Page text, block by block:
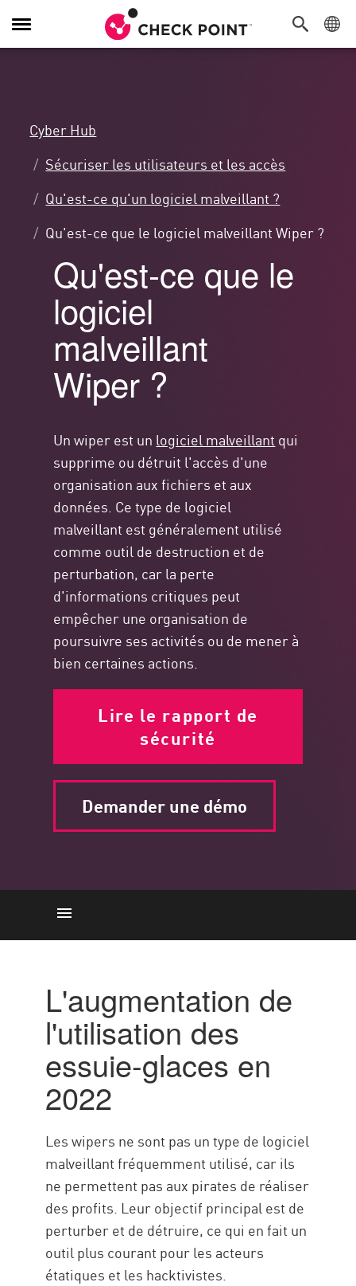
Navigation
dans
Cyber Hub
Sécuriser les utilisateurs et les accès
Qu'est-ce qu'un logiciel malveillant ?
Qu'est-ce que le logiciel malveillant Wiper ?
Qu'est-ce que le
logiciel
malveillant
Wiper ?
Un wiper est un logiciel malveillant qui
supprime ou détruit l'accès d'une
organisation aux fichiers et aux
données. Ce type de logiciel
malveillant est généralement utilisé
comme outil de destruction et de
perturbation, car la perte
d'informations critiques peut
empêcher une organisation de
poursuivre ses activités ou de mener à
bien certaines actions.
Lire le rapport de
sécurité
Demander une démo
L'importance
Techniques
Protéger contre les essuie-
glaces
Check Point Solution
L'augmentation de
l'utilisation des
essuie-glaces en
2022
Les wipers ne sont pas un type de logiciel
malveillant fréquemment utilisé, car ils
ne permettent pas aux pirates de réaliser
des profits. Leur objectif principal est de
perturber et de détruire, ce qui en fait un
outil plus courant pour les acteurs
étatiques et les hacktivistes.